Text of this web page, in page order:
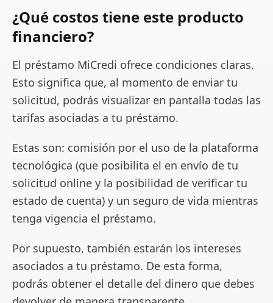
¿Qué costos tiene este producto
financiero?
El préstamo MiCredi ofrece condiciones claras.
Esto significa que, al momento de enviar tu
solicitud, podrás visualizar en pantalla todas las
tarifas asociadas a tu préstamo.
Estas son: comisión por el uso de la plataforma
tecnológica (que posibilita el en envío de tu
solicitud online y la posibilidad de verificar tu
estado de cuenta) y un seguro de vida mientras
tenga vigencia el préstamo.
Por supuesto, también estarán los intereses
asociados a tu préstamo. De esta forma,
podrás obtener el detalle del dinero que debes